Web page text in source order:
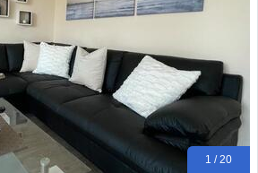
1 / 20